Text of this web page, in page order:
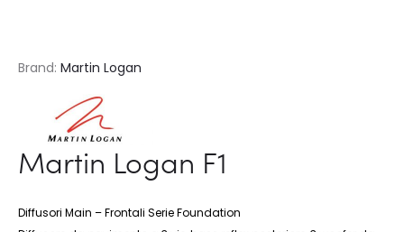
Brand: Martin Logan
Martin Logan F1
Diffusori Main – Frontali Serie Foundation